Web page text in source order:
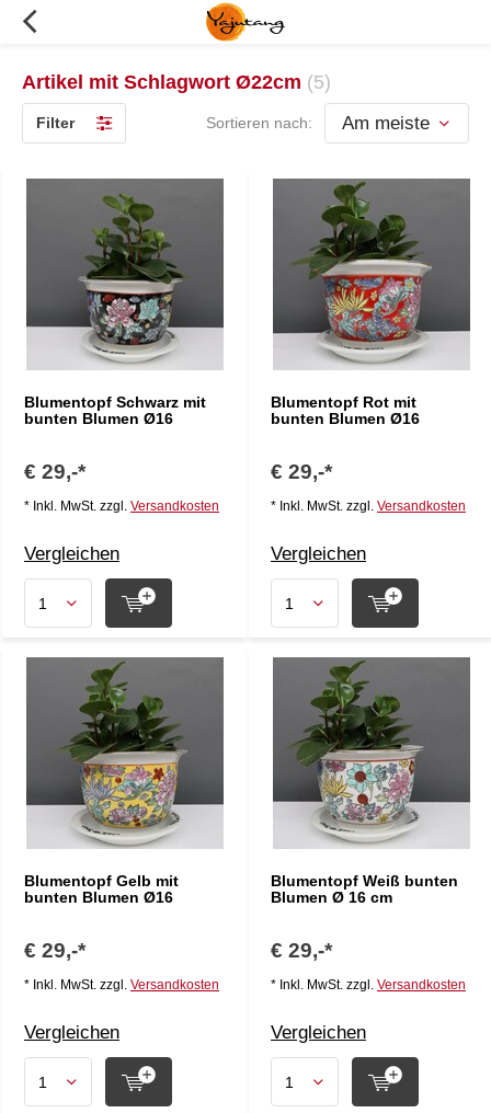
Artikel mit Schlagwort Ø22cm (5)
Filter Sortieren nach:
Blumentopf Schwarz mit
bunten Blumen Ø16
€ 29,-*
* Inkl. MwSt. zzgl. Versandkosten
Vergleichen
Blumentopf Rot mit
bunten Blumen Ø16
€ 29,-*
* Inkl. MwSt. zzgl. Versandkosten
Vergleichen
Blumentopf Gelb mit
bunten Blumen Ø16
€ 29,-*
* Inkl. MwSt. zzgl. Versandkosten
Vergleichen
Blumentopf Weiß bunten
Blumen Ø 16 cm
€ 29,-*
* Inkl. MwSt. zzgl. Versandkosten
Vergleichen